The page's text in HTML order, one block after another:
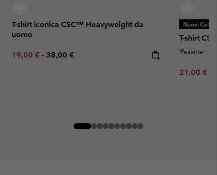
T-shirt iconica CSC™ Heavyweight da
uomo
Minimum sale price:
19,00 € - Maximum price:
38,00 €
Nuovi Colori
T-shirt
Pesante
Minimum
21,00 €